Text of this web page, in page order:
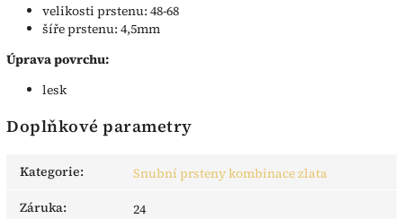
velikosti prstenu: 48-68
šíře prstenu: 4,5mm
Úprava povrchu:
lesk
Doplňkové parametry
Kategorie:
Snubní prsteny kombinace zlata
Záruka: 24